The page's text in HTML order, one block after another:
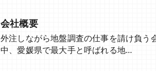
会社概要
外注しながら地盤調査の仕事を請け負う
中、愛媛県で最大手と呼ばれる地…